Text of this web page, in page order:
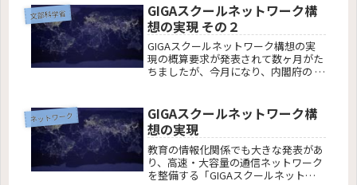
文部科学省
GIGAスクールネットワーク構
想の実現 その２
GIGAスクールネットワーク構想の実
現の概算要求が発表されて数ヶ月がた
ちましたが、今月になり、内閣府の 第
がありました。
ネットワーク
GIGAスクールネットワーク構
想の実現
教育の情報化関係でも大きな発表があ
り、高速・大容量の通信ネットワーク
を整備する「GIGAスクールネットワ